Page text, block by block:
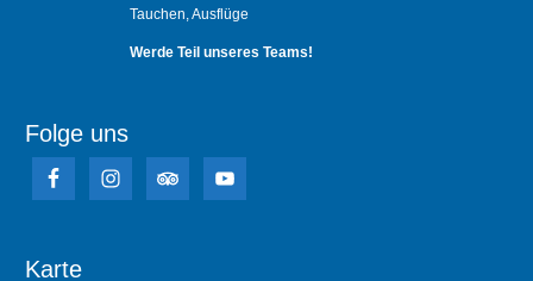
Tauchen, Ausflüge
Werde Teil unseres Teams!
Folge uns
Karte